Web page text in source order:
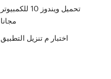
تحميل ويندوز 10 للكمبيوتر
مجانا
اختبار م تنزيل التطبيق